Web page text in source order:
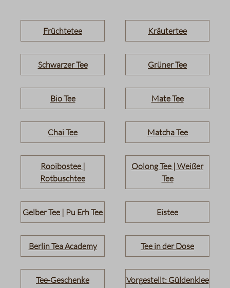
Früchtetee Kräutertee
Schwarzer Tee Grüner Tee
Bio Tee Mate Tee
Chai Tee Matcha Tee
Rooibostee |
Rotbuschtee
Oolong Tee | Weißer
Tee
Gelber Tee | Pu Erh Tee Eistee
Berlin Tea Academy Tee in der Dose
Tee-Geschenke Vorgestellt: Güldenklee